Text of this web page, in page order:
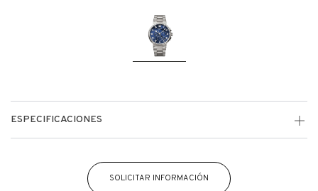
ESPECIFICACIONES
SOLICITAR INFORMACIÓN